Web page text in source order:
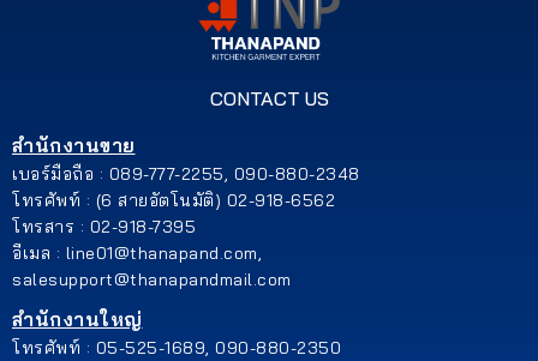
CONTACT US
สำนักงานขาย
เบอร์มือถือ : 089-777-2255, 090-880-2348
โทรศัพท์ : (6 สายอัตโนมัติ) 02-918-6562
โทรสาร : 02-918-7395
อีเมล : line01@thanapand.com,
salesupport@thanapandmail.com
สำนักงานใหญ่
โทรศัพท์ : 05-525-1689, 090-880-2350